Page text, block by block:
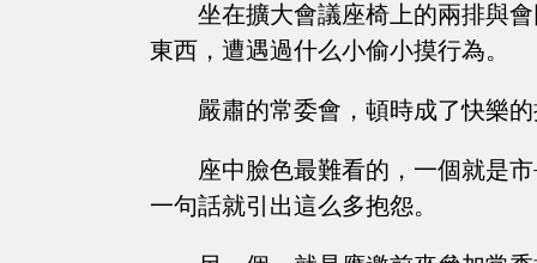
坐在擴大會議座椅上的兩排與
東西，遭遇過什么小偷小摸行為。
嚴肅的常委會，頓時成了快樂
座中臉色最難看的，一個就是
一句話就引出這么多抱怨。